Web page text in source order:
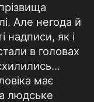
Але негода й
надписи, як і
в головах
має
людське